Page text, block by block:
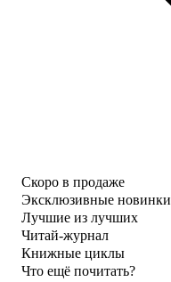
Скоро в продаже
Эксклюзивные новинки
Лучшие из лучших
Читай-журнал
Книжные циклы
Что ещё почитать?